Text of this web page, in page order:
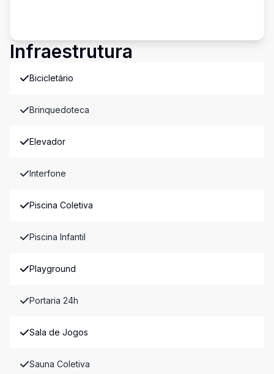
Infraestrutura
Bicicletário
Brinquedoteca
Elevador
Interfone
Piscina Coletiva
Piscina Infantil
Playground
Portaria 24h
Sala de Jogos
Sauna Coletiva